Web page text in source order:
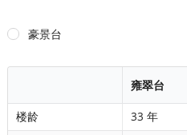
豪景台
雍翠台
楼龄 33 年